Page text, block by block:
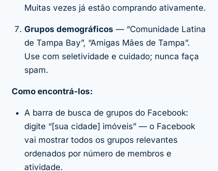
Muitas vezes já estão comprando ativamente.
Grupos demográficos — “Comunidade Latina
de Tampa Bay”, “Amigas Mães de Tampa”.
Use com seletividade e cuidado; nunca faça
spam.
Como encontrá-los:
A barra de busca de grupos do Facebook:
digite “[sua cidade] imóveis” — o Facebook
vai mostrar todos os grupos relevantes
ordenados por número de membros e
atividade.